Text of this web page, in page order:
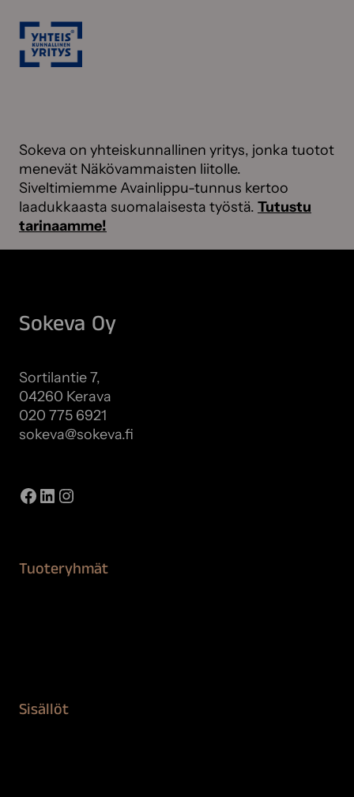
Sokeva on yhteiskunnallinen yritys, jonka tuotot
menevät Näkövammaisten liitolle.
Siveltimiemme Avainlippu-tunnus kertoo
laadukkaasta suomalaisesta työstä. Tutustu
tarinaamme!
Sokeva Oy
Sortilantie 7,
04260 Kerava
020 775 6921
sokeva@sokeva.fi
Facebook
LinkedIn
Instagram
Tuoteryhmät
Sisällöt